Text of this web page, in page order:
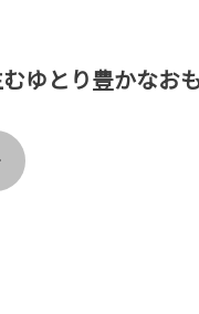
ゆとり豊かなお